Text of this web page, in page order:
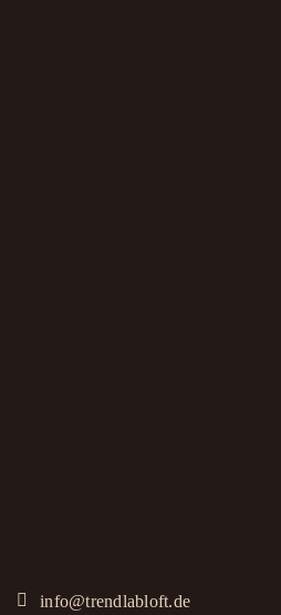
info@trendlabloft.de